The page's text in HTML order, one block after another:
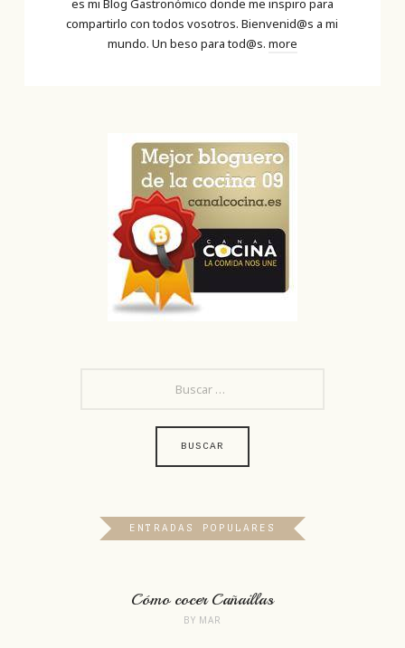
es mi Blog Gastronómico donde me inspiro para
compartirlo con todos vosotros. Bienvenid@s a mi
mundo. Un beso para tod@s. more
ENTRADAS POPULARES
Cómo cocer Cañaillas
BY MAR